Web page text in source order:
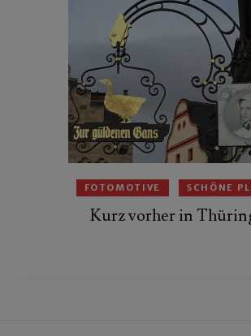
FOTOMOTIVE SCHÖNE
Kurz vorher in